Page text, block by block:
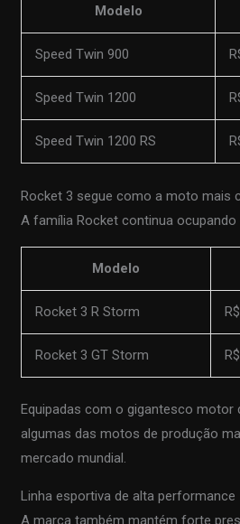
Modelo
Speed Twin 900
Speed Twin 1200
Speed Twin 1200 RS
Rocket 3 segue como a moto mais
A família Rocket continua ocupando
Modelo
Rocket 3 R Storm
Rocket 3 GT Storm
Equipadas com o gigantesco motor
algumas das motos de produção
mercado mundial.
Linha esportiva de alta performance
A marca também mantém forte